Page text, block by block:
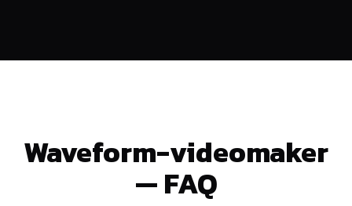
Waveform-videomaker
— FAQ